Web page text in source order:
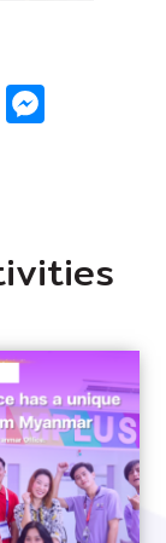
Line